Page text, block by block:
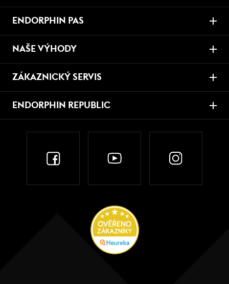
ENDORPHIN PAS
NAŠE VÝHODY
ZÁKAZNICKÝ SERVIS
ENDORPHIN REPUBLIC